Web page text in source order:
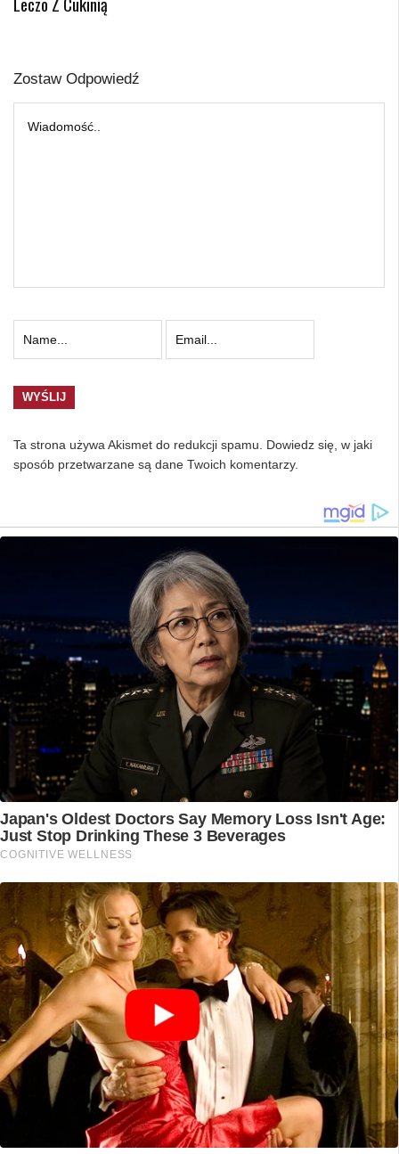
Zostaw Odpowiedź
Ta strona używa Akismet do redukcji spamu. Dowiedz się, w jaki
sposób przetwarzane są dane Twoich komentarzy.